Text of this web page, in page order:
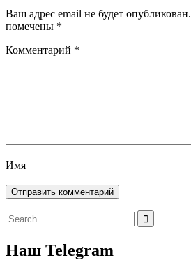
Ваш адрес email не будет опубликован.
помечены *
Комментарий *
Имя
Search
for:
Наш Telegram